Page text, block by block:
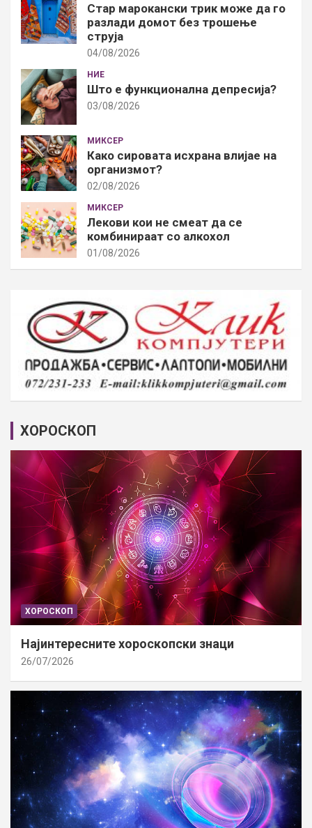
Стар марокански трик може да го
разлади домот без трошење
струја
04/08/2026
НИЕ
Што е функционална депресија?
03/08/2026
МИКСЕР
Како сировата исхрана влијае на
организмот?
02/08/2026
МИКСЕР
Лекови кои не смеат да се
комбинираат со алкохол
01/08/2026
ХОРОСКОП
ХОРОСКОП
Најинтересните хороскопски знаци
26/07/2026